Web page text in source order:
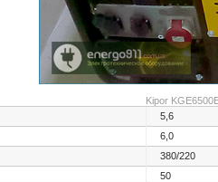
Kipor
5,6
6,0
380/220
50